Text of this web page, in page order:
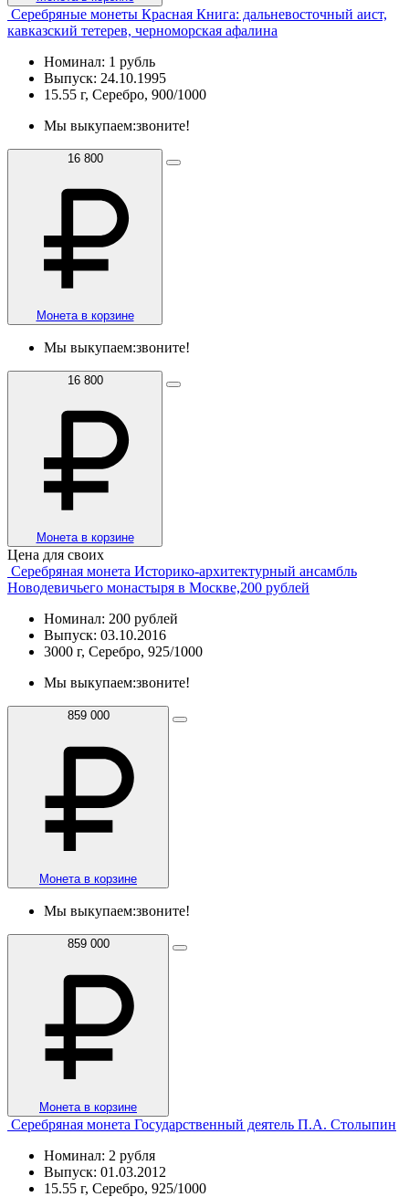
Серебряные монеты Красная Книга: дальневосточный аист,
кавказский тетерев, черноморская афалина
Номинал: 1 рубль
Выпуск: 24.10.1995
15.55 г, Серебро, 900/1000
Мы выкупаем:звоните!
16 800
Монета в корзине
Мы выкупаем:звоните!
16 800
Монета в корзине
Цена для своих
Серебряная монета Историко-архитектурный ансамбль
Новодевичьего монастыря в Москве,200 рублей
Номинал: 200 рублей
Выпуск: 03.10.2016
3000 г, Серебро, 925/1000
Мы выкупаем:звоните!
859 000
Монета в корзине
Мы выкупаем:звоните!
859 000
Монета в корзине
Серебряная монета Государственный деятель П.А. Столыпин
Номинал: 2 рубля
Выпуск: 01.03.2012
15.55 г, Серебро, 925/1000